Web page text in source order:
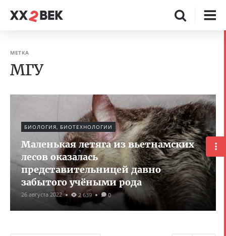
МЕТКА
МГУ
БИОЛОГИЯ, БИОТЕХНОЛОГИИ
Маленькая летяга из вьетнамских
лесов оказалась
представительницей давно
забытого учёными рода
26 августа 2022 2 639 0